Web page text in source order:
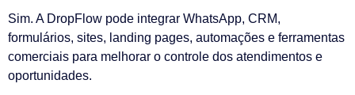
Sim. A DropFlow pode integrar WhatsApp, CRM,
formulários, sites, landing pages, automações e ferramentas
comerciais para melhorar o controle dos atendimentos e
oportunidades.